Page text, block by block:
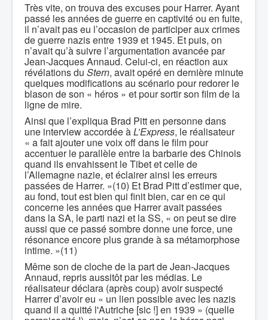
Très vite, on trouva des excuses pour Harrer. Ayant
passé les années de guerre en captivité ou en fuite,
il n’avait pas eu l’occasion de participer aux crimes
de guerre nazis entre 1939 et 1945. Et puis, on
n’avait qu’à suivre l’argumentation avancée par
Jean-Jacques Annaud. Celui-ci, en réaction aux
révélations du Stern, avait opéré en dernière minute
quelques modifications au scénario pour redorer le
blason de son « héros » et pour sortir son film de la
ligne de mire.
Ainsi que l’expliqua Brad Pitt en personne dans
une interview accordée àL’Express, le réalisateur
« a fait ajouter une voix off dans le film pour
accentuer le parallèle entre la barbarie des Chinois
quand ils envahissent le Tibet et celle de
l’Allemagne nazie, et éclairer ainsi les erreurs
passées de Harrer. »(10) Et Brad Pitt d’estimer que,
au fond, tout est bien qui finit bien, car en ce qui
concerne les années que Harrer avait passées
dans la SA, le parti nazi et la SS, « on peut se dire
aussi que ce passé sombre donne une force, une
résonance encore plus grande à sa métamorphose
intime. »(11)
Même son de cloche de la part de Jean-Jacques
Annaud, repris aussitôt par les médias. Le
réalisateur déclara (après coup) avoir suspecté
Harrer d’avoir eu « un lien possible avec les nazis
quand il a quitté l'Autriche [sic !] en 1939 » (quelle